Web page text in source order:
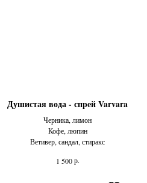
Душистая вода - спрей Varvara
Черника, лимон
Кофе, люпин
Ветивер, сандал, стиракс
1 500 р.